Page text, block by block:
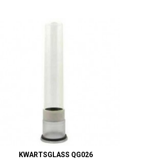
KWARTSGLASS QG026